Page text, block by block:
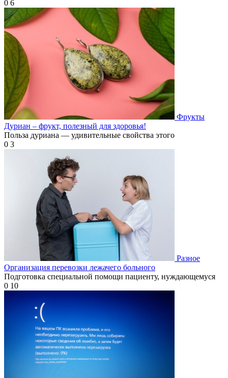
0 6
Фрукты
Дуриан – фрукт, полезный для здоровья!
Польза дуриана — удивительные свойства этого
0 3
Разное
Организация перевозки лежачего больного
Подготовка специальной помощи пациенту, нуждающемуся
0 10